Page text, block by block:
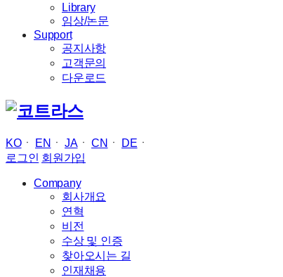
Library
임상/논문
Support
공지사항
고객문의
다운로드
KOㆍ EN ㆍ JAㆍ CN ㆍ DE ㆍ
로그인 회원가입
Company
회사개요
연혁
비전
수상 및 인증
찾아오시는 길
인재채용